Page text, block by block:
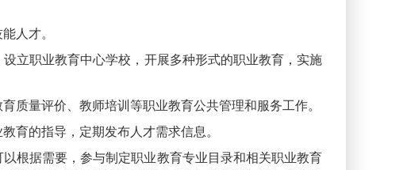
人才。
立职业教育中心学校，开展多种形式的职业教育，实施
质量评价、教师培训等职业教育公共管理和服务工作。
育的指导，定期发布人才需求信息。
根据需要，参与制定职业教育专业目录和相关职业教育